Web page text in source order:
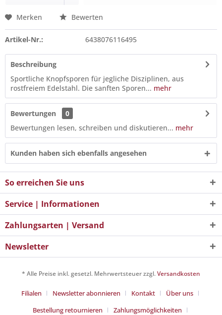
Merken Bewerten
Artikel-Nr.: 6438076116495
Beschreibung
Sportliche Knopfsporen für jegliche Disziplinen, aus
rostfreiem Edelstahl. Die sanften Sporen... mehr
Bewertungen
0
Bewertungen lesen, schreiben und diskutieren... mehr
Kunden haben sich ebenfalls angesehen
So erreichen Sie uns
Service | Informationen
Zahlungsarten | Versand
Newsletter
* Alle Preise inkl. gesetzl. Mehrwertsteuer zzgl.Versandkosten
Filialen Newsletter abonnieren Kontakt
Über uns
Bestellung retournieren
Zahlungsmöglichkeiten